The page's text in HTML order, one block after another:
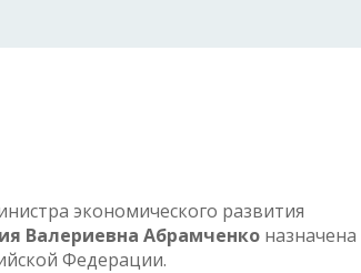
экономического развития
Валериевна Абрамченко
Федерации.